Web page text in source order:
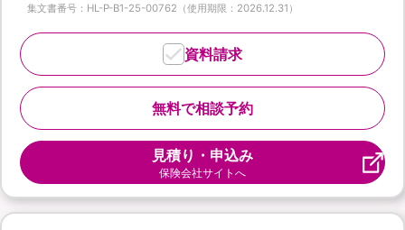
集文書番号：HL-P-B1-25-00762（使用期限：2026.12.31）
無料で相談予約
資料請求
見積り・申込み
保険会社サイトへ